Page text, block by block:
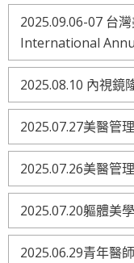
2025.09.06-07 台
International
2025.08.10 內視鏡
2025.07.27美醫管
2025.07.26美醫管
2025.07.20軀體美
2025.06.29青年醫